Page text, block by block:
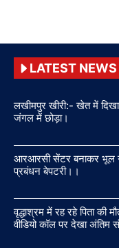
LATEST NEWS
लखीमपुर खीरी:- खेत में
जंगल में छोड़ा।
आरआरसी सेंटर बनाकर भूल
प्रबंधन बेपटरी।।
वृद्धाश्रम में रह रहे पिता की
वीडियो कॉल पर देखा अंतिम